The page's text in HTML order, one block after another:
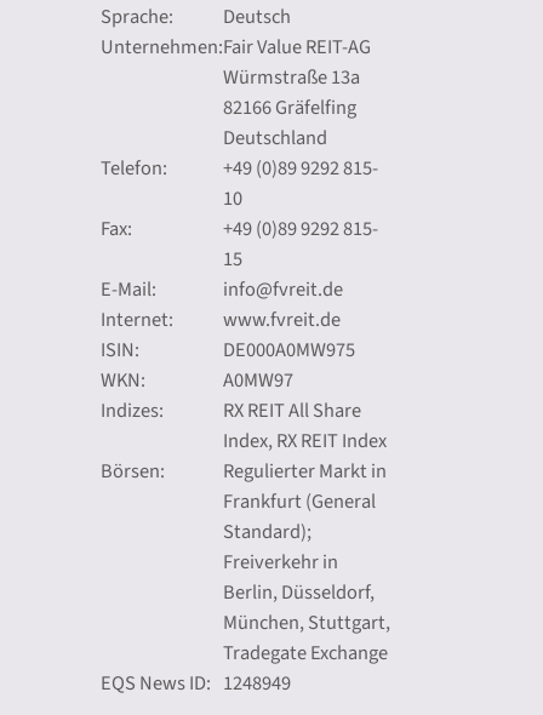
Sprache:
Deutsch
Unternehmen:Fair Value REIT-AG
Würmstraße 13a
82166 Gräfelfing
Deutschland
Telefon:
+49 (0)89 9292 815-
10
Fax:
+49 (0)89 9292 815-
15
E-Mail:
info@fvreit.de
Internet:
www.fvreit.de
ISIN:
DE000A0MW975
WKN:
A0MW97
Indizes:
RX REIT All Share
Index, RX REIT Index
Börsen:
Regulierter Markt in
Frankfurt (General
Standard);
Freiverkehr in
Berlin, Düsseldorf,
München, Stuttgart,
Tradegate Exchange
EQS News ID: 1248949